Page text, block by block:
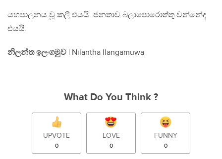
යහපාලනය වූ කලී එයයි. ජනතාව බලාපොරොත්තු වන්නේද
එයයි.
නිලන්ත ඉලංගමුව | Nilantha Ilangamuwa
What Do You Think ?
UPVOTE
0
LOVE
0
FUNNY
0